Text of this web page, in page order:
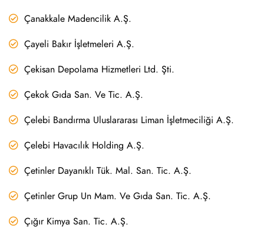
Çanakkale Madencilik A.Ş.
Çayeli Bakır İşletmeleri A.Ş.
Çekisan Depolama Hizmetleri Ltd. Şti.
Çekok Gıda San. Ve Tic. A.Ş.
Çelebi Bandırma Uluslararası Liman İşletmeciliği A.Ş.
Çelebi Havacılık Holding A.Ş.
Çetinler Dayanıklı Tük. Mal. San. Tic. A.Ş.
Çetinler Grup Un Mam. Ve Gıda San. Tic. A.Ş.
Çığır Kimya San. Tic. A.Ş.